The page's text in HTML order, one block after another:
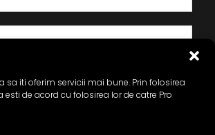
sa iti oferim servicii mai bune. Prin folosirea
de acord cu folosirea lor de catre Pro